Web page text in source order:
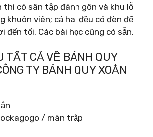
thì có sân tập đánh gôn và khu lỗ
khuôn viên; cả hai đều có đèn để
đến tối. Các bài học cũng có sẵn.
TẤT CẢ VỀ BÁNH QUY
TY BÁNH QUY XOẮN
/ màn trập